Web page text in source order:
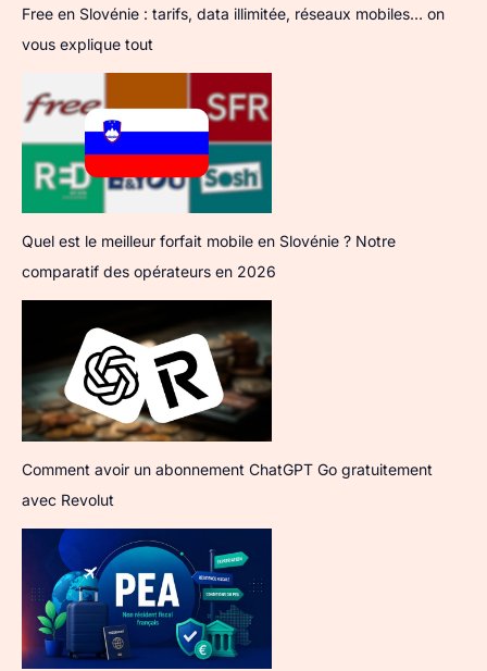
Free en Slovénie : tarifs, data illimitée, réseaux mobiles… on
vous explique tout
Quel est le meilleur forfait mobile en Slovénie ? Notre
comparatif des opérateurs en 2026
Comment avoir un abonnement ChatGPT Go gratuitement
avec Revolut